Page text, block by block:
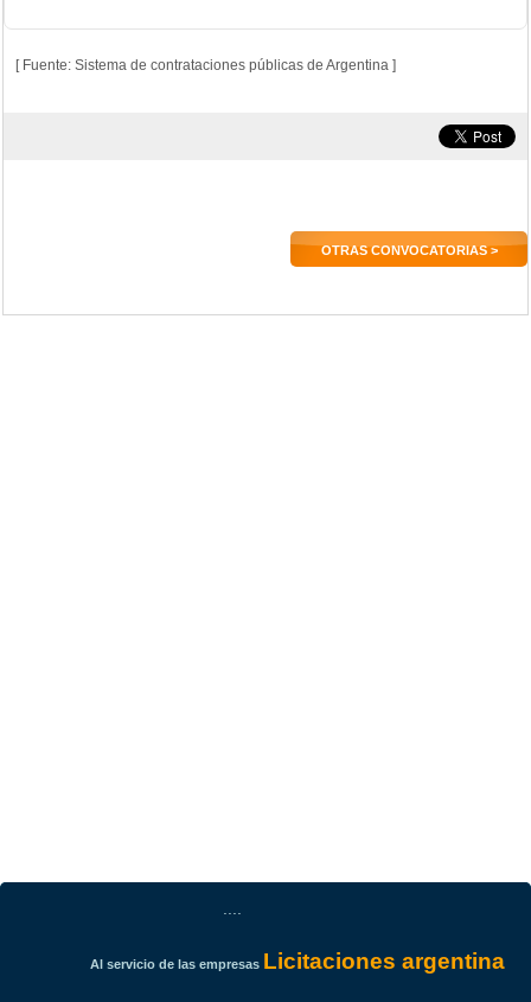
[ Fuente: Sistema de contrataciones públicas de Argentina ]
OTRAS CONVOCATORIAS >
Al servicio de las empresas Licitaciones argentina